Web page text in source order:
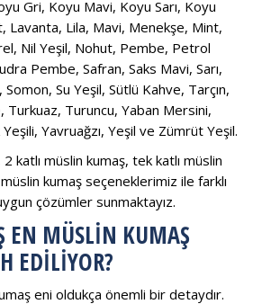
Gri, Koyu Mavi, Koyu Sarı, Koyu
Lavanta, Lila, Mavi, Menekşe, Mint,
Nil Yeşil, Nohut, Pembe, Petrol
Pembe, Safran, Saks Mavi, Sarı,
Su Yeşil, Sütlü Kahve, Tarçın,
Turuncu, Yaban Mersini,
Yavruağzı, Yeşil ve Zümrüt Yeşil.
katlı müslin kumaş, tek katlı müslin
kumaş seçeneklerimiz ile farklı
çözümler sunmaktayız.
EN MÜSLIN KUMAŞ
EDILIYOR?
eni oldukça önemli bir detaydır.